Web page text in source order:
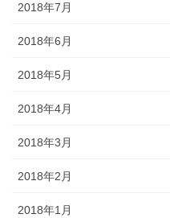
2018年7月
2018年6月
2018年5月
2018年4月
2018年3月
2018年2月
2018年1月